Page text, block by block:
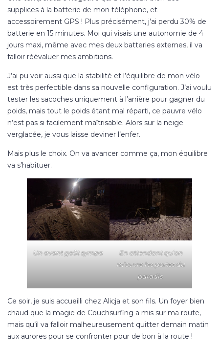
supplices à la batterie de mon téléphone, et
accessoirement GPS ! Plus précisément, j’ai perdu 30% de
batterie en 15 minutes. Moi qui visais une autonomie de 4
jours maxi, même avec mes deux batteries externes, il va
falloir réévaluer mes ambitions.
J’ai pu voir aussi que la stabilité et l’équilibre de mon vélo
est très perfectible dans sa nouvelle configuration. J’ai voulu
tester les sacoches uniquement à l’arrière pour gagner du
poids, mais tout le poids étant mal réparti, ce pauvre vélo
n’est pas si facilement maîtrisable. Alors sur la neige
verglacée, je vous laisse deviner l’enfer.
Mais plus le choix. On va avancer comme ça, mon équilibre
va s’habituer.
Un avant goût sympa
En attendant qu’on
m’ouvre les portes du
paradis
Ce soir, je suis accueilli chez Alicja et son fils. Un foyer bien
chaud que la magie de Couchsurfing a mis sur ma route,
mais qu’il va falloir malheureusement quitter demain matin
aux aurores pour se confronter pour de bon à la route !